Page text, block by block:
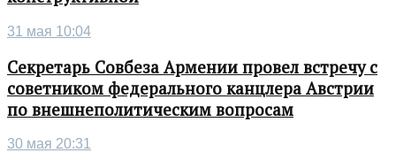
31 мая 10:04
Секретарь Совбеза Армении провел встречу с
советником федерального канцлера Австрии
по внешнеполитическим вопросам
30 мая 20:31